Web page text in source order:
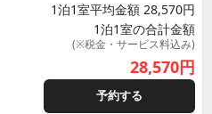
1泊1室平均金額 28,570円
1泊1室の合計金額
(※税金・サービス料込み)
28,570円
予約する